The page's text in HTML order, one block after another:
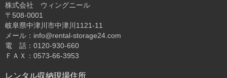
株式会社 ウィングニール
〒508-0001
岐阜県中津川市中津川1121-11
メール：info@rental-storage24.com
電 話：0120-930-660
ＦＡＸ：0573-66-3953
レンタル収納現場住所